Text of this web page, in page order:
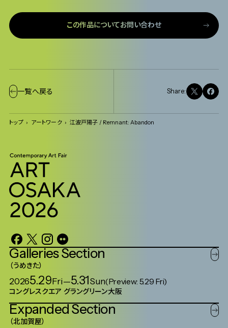
この作品についてお問い合わせ
一覧へ戻る Share:
トップ アートワーク 江波戸陽子 / Remnant: Abandon
GalleriesSection
うめきた
20265.29Fri—5.31Sun(Preview: 5.29 Fri)
コングレスクエア グラングリーン大阪
ExpandedSection
北加賀屋